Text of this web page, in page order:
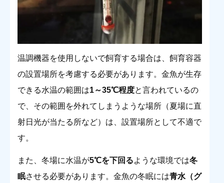
温調機器を使用しないで飼育する場合は、飼育容器
の設置場所を考慮する必要があります。金魚が生存
できる水温の範囲は1～35℃程度と言われているの
で、その範囲を外れてしまうような場所（夏場に直
射日光が当たる所など）は、設置場所として不適で
す。
また、冬場に水温が5℃を下回るような環境では冬
眠させる必要があります。金魚の冬眠には青水（グ